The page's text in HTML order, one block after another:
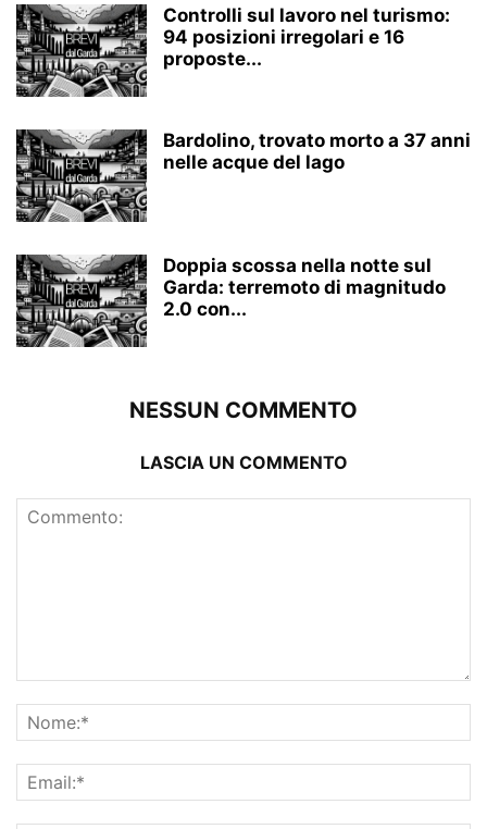
Controlli sul lavoro nel turismo:
94 posizioni irregolari e 16
proposte...
Bardolino, trovato morto a 37 anni
nelle acque del lago
Doppia scossa nella notte sul
Garda: terremoto di magnitudo
2.0 con...
NESSUN COMMENTO
LASCIA UN COMMENTO